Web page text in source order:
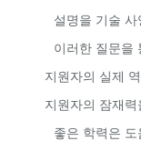
설명을 기술
이러한 질문을
지원자의 실제
지원자의 잠재
좋은 학력은